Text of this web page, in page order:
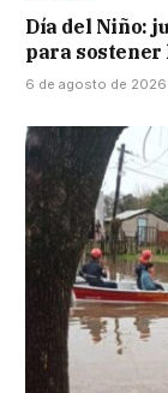
Día del Niño:
para sostener
6 de agosto de 2026